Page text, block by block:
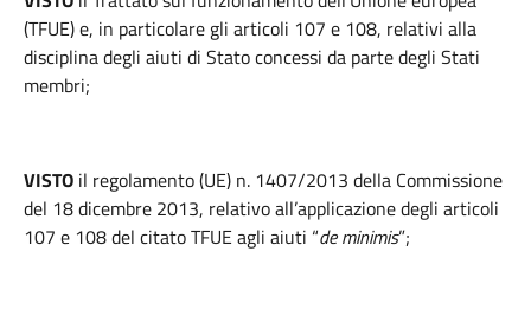
(TFUE) e, in particolare gli articoli 107 e 108, relativi alla
disciplina degli aiuti di Stato concessi da parte degli Stati
membri;
VISTO il regolamento (UE) n. 1407/2013 della Commissione
del 18 dicembre 2013, relativo all’applicazione degli articoli
107 e 108 del citato TFUE agli aiuti “de minimis”;